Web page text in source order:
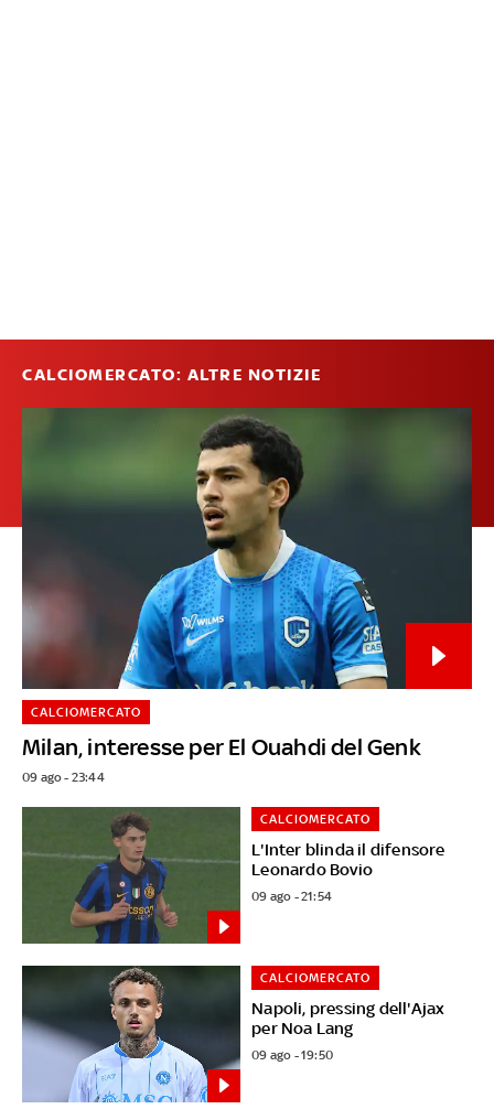
CALCIOMERCATO: ALTRE NOTIZIE
Milan, interesse per El Ouahdi del Genk
CALCIOMERCATO
09 ago - 23:44
L'Inter blinda il difensore
Leonardo Bovio
CALCIOMERCATO
09 ago - 21:54
Napoli, pressing dell'Ajax
per Noa Lang
CALCIOMERCATO
09 ago - 19:50